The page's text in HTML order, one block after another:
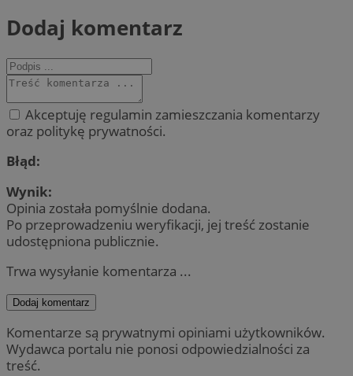
Dodaj komentarz
Akceptuję regulamin zamieszczania komentarzy
oraz politykę prywatności.
Błąd:
Wynik:
Opinia została pomyślnie dodana.
Po przeprowadzeniu weryfikacji, jej treść zostanie
udostępniona publicznie.
Trwa wysyłanie komentarza ...
Dodaj komentarz
Komentarze są prywatnymi opiniami użytkowników.
Wydawca portalu nie ponosi odpowiedzialności za
treść.